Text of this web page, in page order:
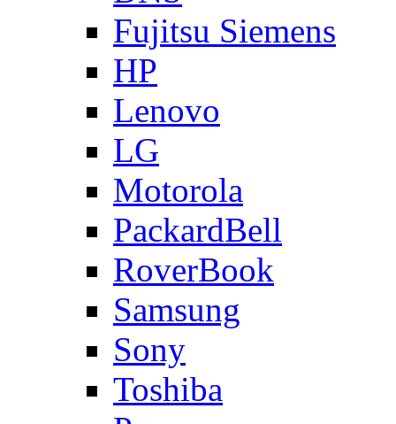
Fujitsu Siemens
HP
Lenovo
LG
Motorola
PackardBell
RoverBook
Samsung
Sony
Toshiba